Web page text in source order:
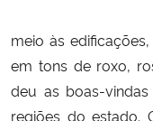
Secretaria de Governo
Gabinete de Segurança
meio às
em tons de roxo,
deu as boas-
regiões do estado.